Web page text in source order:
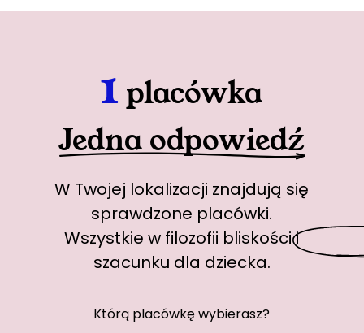
1placówka
Jedna odpowiedź
W Twojej lokalizacji znajdują się
sprawdzone placówki.
Wszystkie w filozofii bliskościi
szacunku dla dziecka.
Którą placówkę wybierasz?